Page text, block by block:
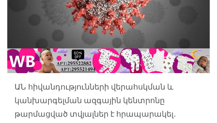
ԱՆ հիվանդությունների վերահսկման և
կանխարգելման ազգային կենտրոնը
թարմացված տվյալներ է հրապարակել․